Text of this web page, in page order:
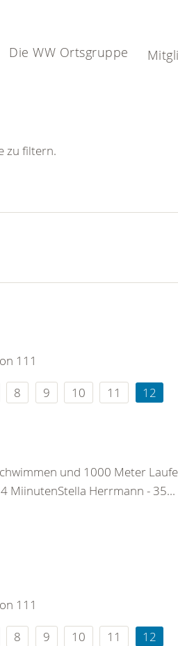
Die WW Ortsgruppe
zu filtern.
111
8 9 10 11 12
und 1000 Meter
MiinutenStella Herrmann - 35...
111
8 9 10 11 12